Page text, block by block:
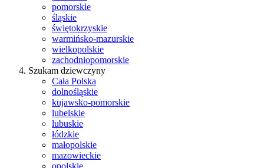
pomorskie
śląskie
świętokrzyskie
warmińsko-mazurskie
wielkopolskie
zachodniopomorskie
Szukam dziewczyny
Cała Polska
dolnośląskie
kujawsko-pomorskie
lubelskie
lubuskie
łódzkie
małopolskie
mazowieckie
opolskie